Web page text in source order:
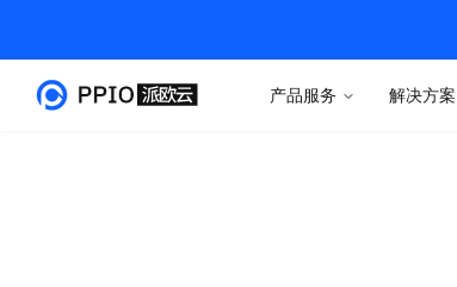
产品服务 解决方案